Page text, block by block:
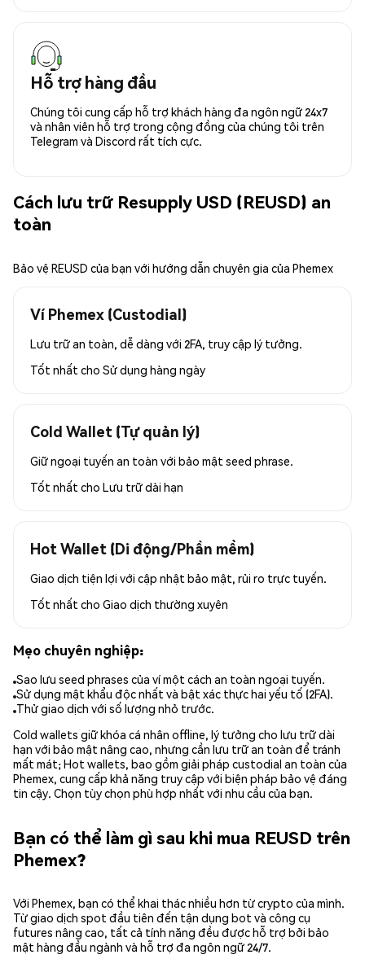
Hỗ trợ hàng đầu
Chúng tôi cung cấp hỗ trợ khách hàng đa ngôn ngữ 24x7
và nhân viên hỗ trợ trong cộng đồng của chúng tôi trên
Telegram và Discord rất tích cực.
Cách lưu trữ Resupply USD (REUSD) an
toàn
Bảo vệ REUSD của bạn với hướng dẫn chuyên gia của Phemex
Ví Phemex (Custodial)
Lưu trữ an toàn, dễ dàng với 2FA, truy cập lý tưởng.
Tốt nhất cho Sử dụng hàng ngày
Cold Wallet (Tự quản lý)
Giữ ngoại tuyến an toàn với bảo mật seed phrase.
Tốt nhất cho Lưu trữ dài hạn
Hot Wallet (Di động/Phần mềm)
Giao dịch tiện lợi với cập nhật bảo mật, rủi ro trực tuyến.
Tốt nhất cho Giao dịch thường xuyên
Mẹo chuyên nghiệp:
Sao lưu seed phrases của ví một cách an toàn ngoại tuyến.
Sử dụng mật khẩu độc nhất và bật xác thực hai yếu tố (2FA).
Thử giao dịch với số lượng nhỏ trước.
Cold wallets giữ khóa cá nhân offline, lý tưởng cho lưu trữ dài
hạn với bảo mật nâng cao, nhưng cần lưu trữ an toàn để tránh
mất mát; Hot wallets, bao gồm giải pháp custodial an toàn của
Phemex, cung cấp khả năng truy cập với biện pháp bảo vệ đáng
tin cậy. Chọn tùy chọn phù hợp nhất với nhu cầu của bạn.
Bạn có thể làm gì sau khi mua REUSD trên
Phemex?
Với Phemex, bạn có thể khai thác nhiều hơn từ crypto của mình.
Từ giao dịch spot đầu tiên đến tận dụng bot và công cụ
futures nâng cao, tất cả tính năng đều được hỗ trợ bởi bảo
mật hàng đầu ngành và hỗ trợ đa ngôn ngữ 24/7.